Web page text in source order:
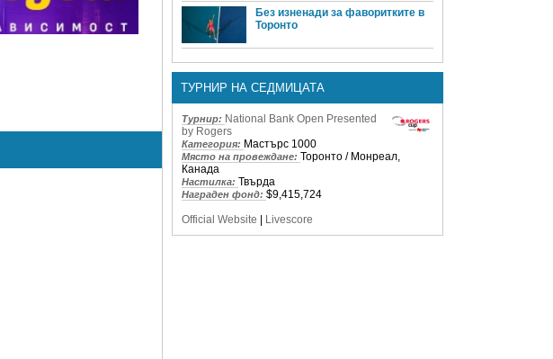
Без изненади за фаворитките в
Торонто
ТУРНИР НА СЕДМИЦАТА
Турнир: National Bank Open Presented
by Rogers
Категория: Мастърс 1000
Място на провеждане: Торонто / Монреал,
Канада
Настилка: Твърда
Награден фонд: $9,415,724
Official Website | Livescore